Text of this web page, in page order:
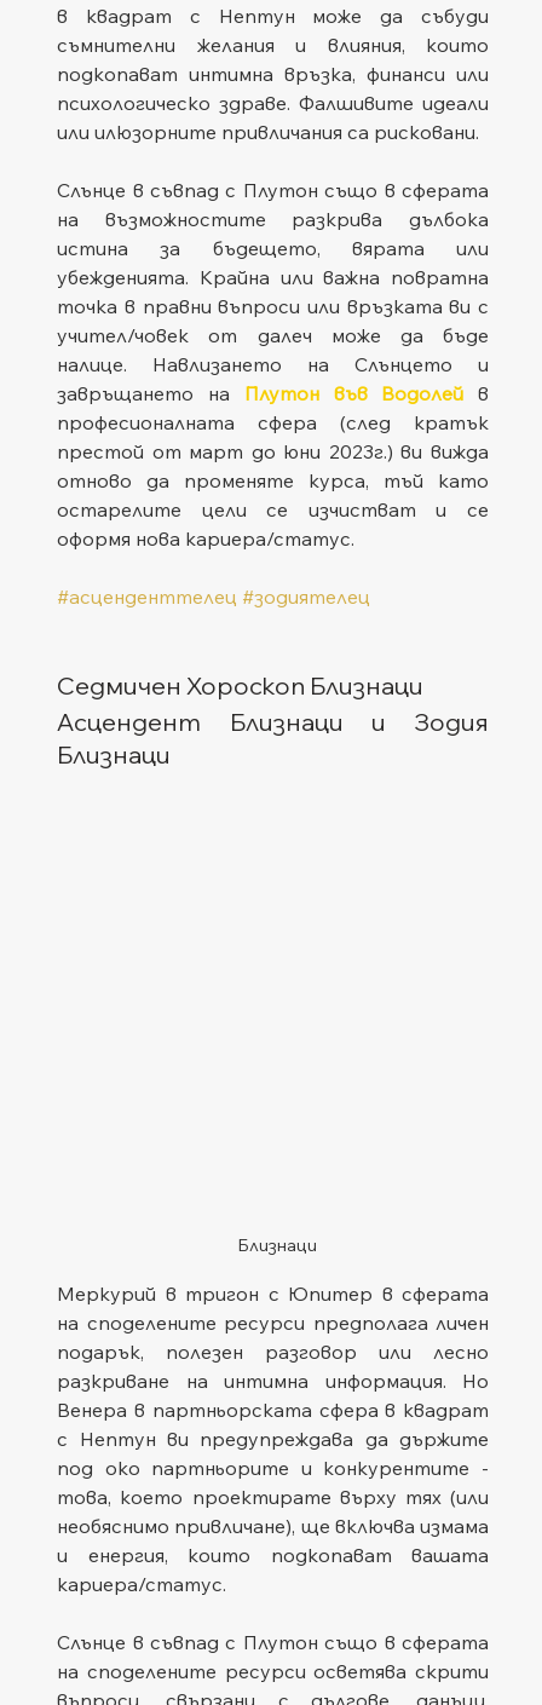
в квадрат с Нептун може да събуди
съмнителни желания и влияния, които
подкопават интимна връзка, финанси или
психологическо здраве. Фалшивите идеали
или илюзорните привличания са рисковани.
Слънце в съвпад с Плутон също в сферата
на възможностите разкрива дълбока
истина за бъдещето, вярата или
убежденията. Крайна или важна повратна
точка в правни въпроси или връзката ви с
учител/човек от далеч може да бъде
налице. Навлизането на Слънцето и
завръщането на Плутон във Водолей в
професионалната сфера (след кратък
престой от март до юни 2023г.) ви вижда
отново да променяте курса, тъй като
остарелите цели се изчистват и се
оформя нова кариера/статус.
#асценденттелец #зодиятелец
Седмичен Хороскоп Близнаци
Асцендент Близнаци и Зодия
Близнаци
Близнаци
Меркурий в тригон с Юпитер в сферата
на споделените ресурси предполага личен
подарък, полезен разговор или лесно
разкриване на интимна информация. Но
Венера в партньорската сфера в квадрат
с Нептун ви предупреждава да държите
под око партньорите и конкурентите -
това, което проектирате върху тях (или
необяснимо привличане), ще включва измама
и енергия, които подкопават вашата
кариера/статус.
Слънце в съвпад с Плутон също в сферата
на споделените ресурси осветява скрити